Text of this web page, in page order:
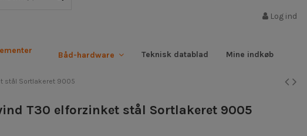
Log ind
Båd-hardware Teknisk datablad Mine indkøb
stål Sortlakeret 9005
T30 elforzinket stål Sortlakeret 9005